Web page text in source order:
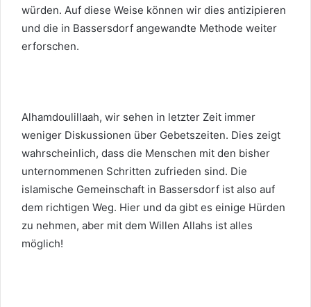
würden. Auf diese Weise können wir dies antizipieren
und die in Bassersdorf angewandte Methode weiter
erforschen.
Alhamdoulillaah, wir sehen in letzter Zeit immer
weniger Diskussionen über Gebetszeiten. Dies zeigt
wahrscheinlich, dass die Menschen mit den bisher
unternommenen Schritten zufrieden sind. Die
islamische Gemeinschaft in Bassersdorf ist also auf
dem richtigen Weg. Hier und da gibt es einige Hürden
zu nehmen, aber mit dem Willen Allahs ist alles
möglich!